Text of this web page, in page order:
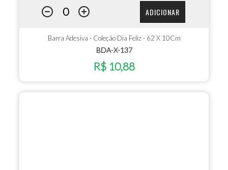
ADICIONAR
Barra Adesiva - Coleção Dia Feliz - 62 X 10Cm
BDA-X-137
R$ 10,88